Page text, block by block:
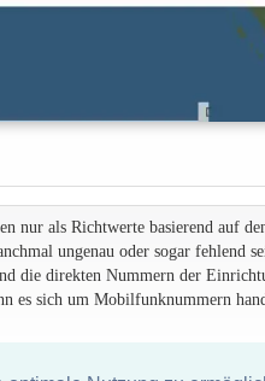
nur als Richtwerte basierend auf
ungenau oder sogar fehlend
die direkten Nummern der
es sich um Mobilfunknummern